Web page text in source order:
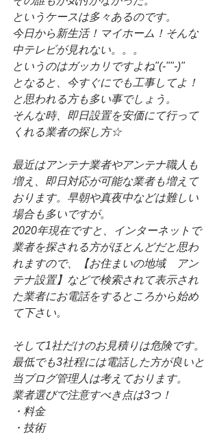
というケースは多々あるのです。
今日から新生活！マイホーム！そんな
中テレビが見れない。。。
というのはガッカリですよね"(-""-)"
となると、今すぐにでも工事してよ！
と思われる方も多い事でしょう。
そんな時、即日設置を安価にて行って
くれる業者の探し方☆
最近はアンテナ業者やアンテナ職人も
増え、即日対応が可能な業者も増えて
おります。早朝や真夜中などは難しい
場合も多いですが。
2020年現在ですと、インターネットで
業者を探される方がほとんどだと思わ
れますので、【お住まいの地域　アン
テナ設置】などで検索されて表示され
た業者にお電話をするところから始め
て下さい。
そして1社だけのお見積りは危険です。
最低でも3社程には電話した方が良いと
当ブログ管理人は考えております。
業者選びで注意すべき点は3つ！
・料金
・技術